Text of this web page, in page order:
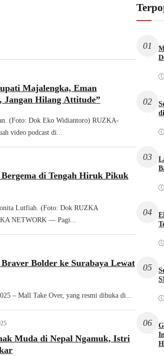
Majalengka, Eman
Jangan Hilang Attitude”
(Foto: Dok Eko Widiantoro) RUZKA-
video podcast di...
di Tengah Hiruk Pikuk
Lutfiah. (Foto: Dok RUZKA
NETWORK — Pagi...
Lewat
– Mall Take Over, yang resmi dibuka di...
Muda di Nepal Ngamuk, Istri
01
02
03
04
05
06